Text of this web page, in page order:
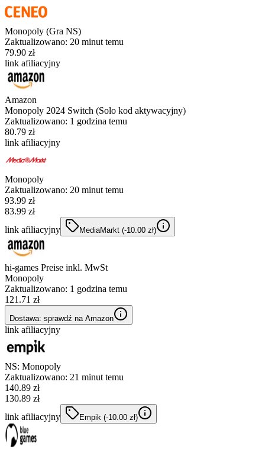
Monopoly (Gra NS)
Zaktualizowano: 20 minut temu
79.90 zł
link afiliacyjny
Amazon
Monopoly 2024 Switch (Solo kod aktywacyjny)
Zaktualizowano: 1 godzina temu
80.79 zł
link afiliacyjny
Monopoly
Zaktualizowano: 20 minut temu
93.99 zł
83.99 zł
link afiliacyjny
MediaMarkt (-10.00 zł)
hi-games Preise inkl. MwSt
Monopoly
Zaktualizowano: 1 godzina temu
121.71 zł
Dostawa: sprawdź na Amazon
link afiliacyjny
NS: Monopoly
Zaktualizowano: 21 minut temu
140.89 zł
130.89 zł
link afiliacyjny
Empik (-10.00 zł)